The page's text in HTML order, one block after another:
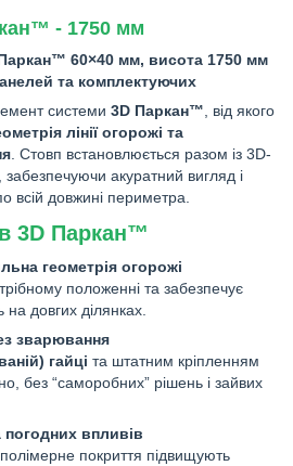
- 1750 мм
60×40 мм, висота 1750 мм
та комплектуючих
системи 3D Паркан™ , від якого
лінії огорожі та
. Стовп встановлюється разом із 3D-
акуратний вигляд і
всій довжині периметра.
3D Паркан™
геометрія огорожі
положенні та забезпечує
на довгих ділянках.
зварювання
гайці та штатним кріпленням
без “саморобних” рішень і зайвих
погодних впливів
покриття підвищують